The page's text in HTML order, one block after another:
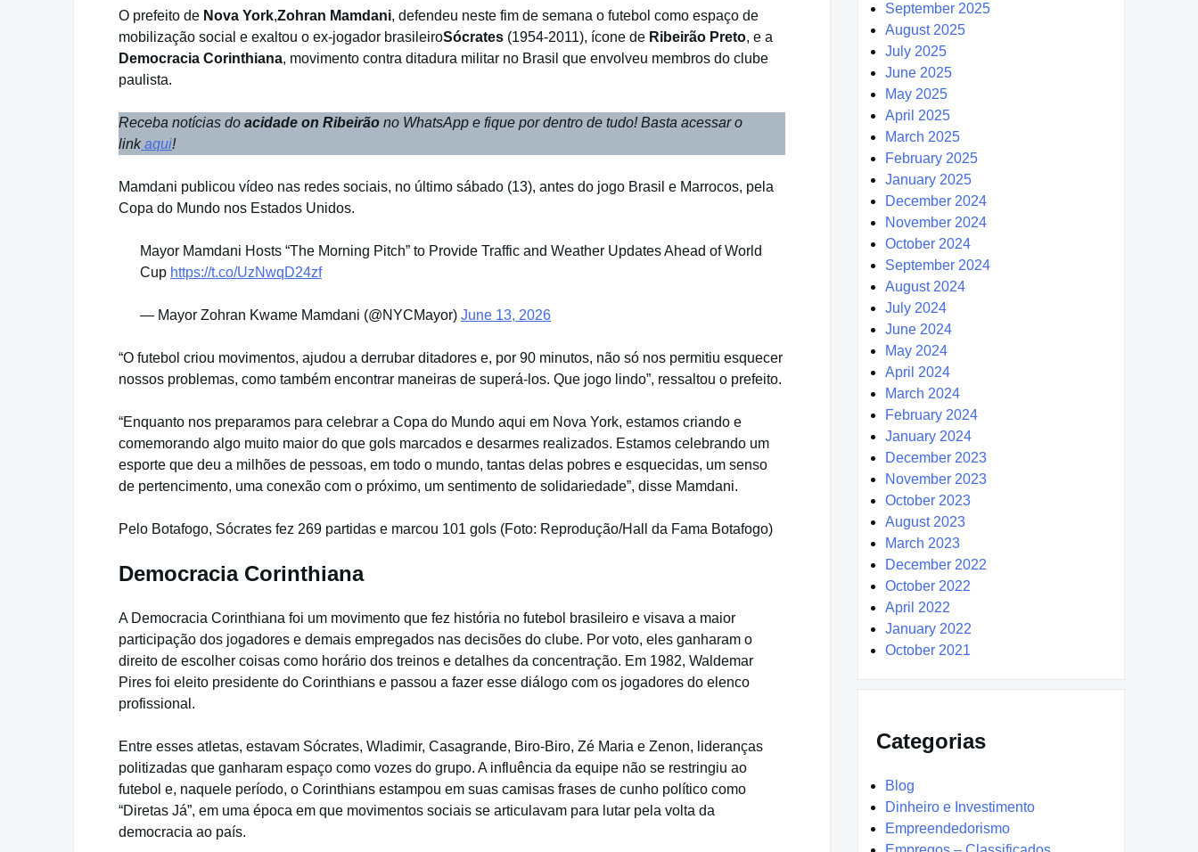
O prefeito de Nova York,Zohran Mamdani, defendeu neste fim de semana o futebol como espaço de
mobilização social e exaltou o ex-jogador brasileiroSócrates (1954-2011), ícone de Ribeirão Preto, e a
Democracia Corinthiana, movimento contra ditadura militar no Brasil que envolveu membros do clube
paulista.
Receba notícias do acidade on Ribeirão no WhatsApp e fique por dentro de tudo! Basta acessar o
linkaqui!
Mamdani publicou vídeo nas redes sociais, no último sábado (13), antes do jogo Brasil e Marrocos, pela
Copa do Mundo nos Estados Unidos.
Mayor Mamdani Hosts “The Morning Pitch” to Provide Traffic and Weather Updates Ahead of World
Cup https://t.co/UzNwqD24zf
— Mayor Zohran Kwame Mamdani (@NYCMayor) June 13, 2026
“O futebol criou movimentos, ajudou a derrubar ditadores e, por 90 minutos, não só nos permitiu esquecer
nossos problemas, como também encontrar maneiras de superá-los. Que jogo lindo”, ressaltou o prefeito.
“Enquanto nos preparamos para celebrar a Copa do Mundo aqui em Nova York, estamos criando e
comemorando algo muito maior do que gols marcados e desarmes realizados. Estamos celebrando um
esporte que deu a milhões de pessoas, em todo o mundo, tantas delas pobres e esquecidas, um senso
de pertencimento, uma conexão com o próximo, um sentimento de solidariedade”, disse Mamdani.
Pelo Botafogo, Sócrates fez 269 partidas e marcou 101 gols (Foto: Reprodução/Hall da Fama Botafogo)
Democracia Corinthiana
A Democracia Corinthiana foi um movimento que fez história no futebol brasileiro e visava a maior
participação dos jogadores e demais empregados nas decisões do clube. Por voto, eles ganharam o
direito de escolher coisas como horário dos treinos e detalhes da concentração. Em 1982, Waldemar
Pires foi eleito presidente do Corinthians e passou a fazer esse diálogo com os jogadores do elenco
profissional.
Entre esses atletas, estavam Sócrates, Wladimir, Casagrande, Biro-Biro, Zé Maria e Zenon, lideranças
politizadas que ganharam espaço como vozes do grupo. A influência da equipe não se restringiu ao
futebol e, naquele período, o Corinthians estampou em suas camisas frases de cunho político como
“Diretas Já”, em uma época em que movimentos sociais se articulavam para lutar pela volta da
democracia ao país.
September 2025
August 2025
July 2025
June 2025
May 2025
April 2025
March 2025
February 2025
January 2025
December 2024
November 2024
October 2024
September 2024
August 2024
July 2024
June 2024
May 2024
April 2024
March 2024
February 2024
January 2024
December 2023
November 2023
October 2023
August 2023
March 2023
December 2022
October 2022
April 2022
January 2022
October 2021
Categorias
Blog
Dinheiro e Investimento
Empreendedorismo